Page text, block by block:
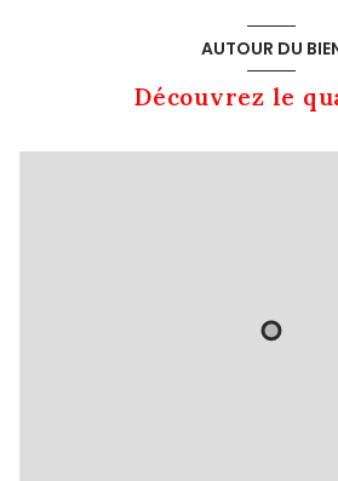
AUTOUR DU
Découvrez le